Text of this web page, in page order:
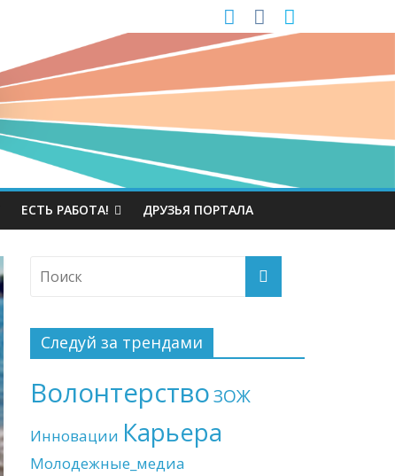
ЕСТЬ РАБОТА! ДРУЗЬЯ ПОРТАЛА
Следуй за трендами
ВолонтерствоЗОЖ
Инновации Карьера
Молодежные_медиа